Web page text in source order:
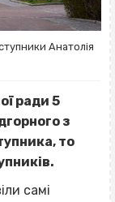
Анатолія
ради 5
з
то
самі